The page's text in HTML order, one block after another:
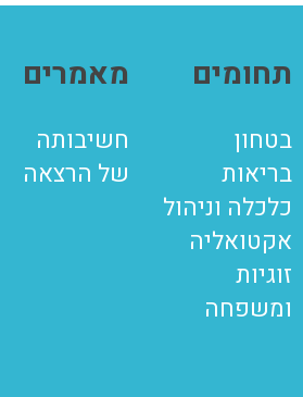
תחומים
בטחון
בריאות
כלכלה וניהול
אקטואליה
זוגיות
ומשפחה
מאמרים
חשיבותה
של הרצאה